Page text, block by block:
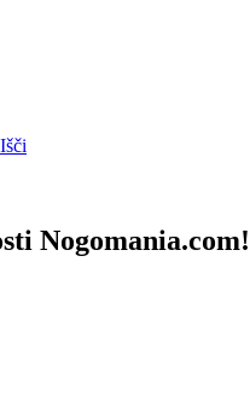
Išči
Nogomania.com!